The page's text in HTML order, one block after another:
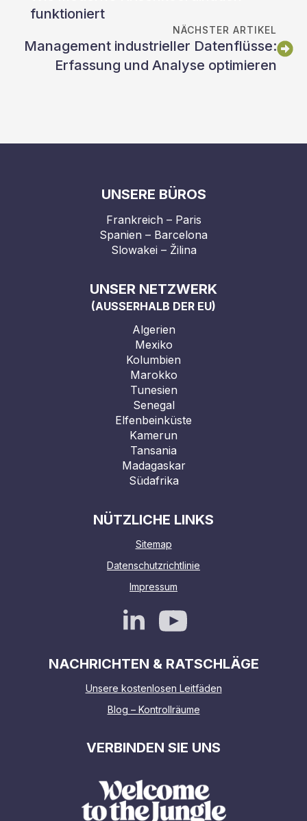
funktioniert
NÄCHSTER ARTIKEL
Management industrieller Datenflüsse:
Erfassung und Analyse optimieren
UNSERE BÜROS
Frankreich – Paris
Spanien – Barcelona
Slowakei – Žilina
UNSER NETZWERK
(AUSSERHALB DER EU)
Algerien
Mexiko
Kolumbien
Marokko
Tunesien
Senegal
Elfenbeinküste
Kamerun
Tansania
Madagaskar
Südafrika
NÜTZLICHE LINKS
Sitemap
Datenschutzrichtlinie
Impressum
NACHRICHTEN & RATSCHLÄGE
Unsere kostenlosen Leitfäden
Blog – Kontrollräume
VERBINDEN SIE UNS